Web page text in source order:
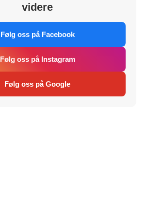
videre
Følg oss på Facebook
Følg oss på Instagram
Følg oss på Google